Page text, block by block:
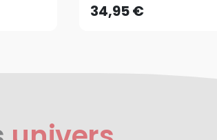
34,95 €AJOUTER AU PANIER